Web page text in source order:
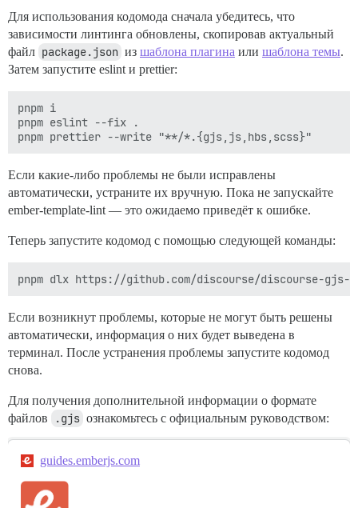
Для использования кодомода сначала убедитесь, что
зависимости линтинга обновлены, скопировав актуальный
файл package.json из шаблона плагина или шаблона темы.
Затем запустите eslint и prettier:
pnpm i
pnpm eslint --fix .
Если какие-либо проблемы не были исправлены
автоматически, устраните их вручную. Пока не запускайте
ember-template-lint — это ожидаемо приведёт к ошибке.
Теперь запустите кодомод с помощью следующей команды:
Если возникнут проблемы, которые не могут быть решены
автоматически, информация о них будет выведена в
терминал. После устранения проблемы запустите кодомод
снова.
Для получения дополнительной информации о формате
файлов
.gjs ознакомьтесь с официальным руководством:
guides.emberjs.com